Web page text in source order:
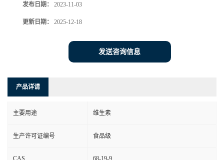
发布日期： 2023-11-03
更新日期： 2025-12-18
发送咨询信息
产品详请
主要用途 维生素
生产许可证编号 食品级
CAS 68-19-9